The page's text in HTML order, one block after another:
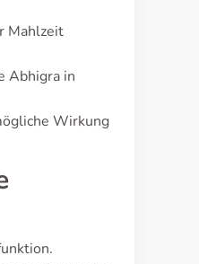
Mahlzeit
Abhigra in
Wirkung